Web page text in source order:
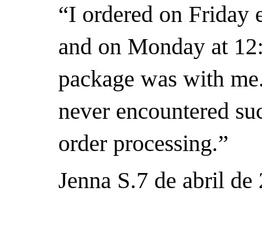
“I ordered on Friday
and on Monday at
package was with
never encountered
order processing.”
4 out
of 5
Jenna S.7 de abril de